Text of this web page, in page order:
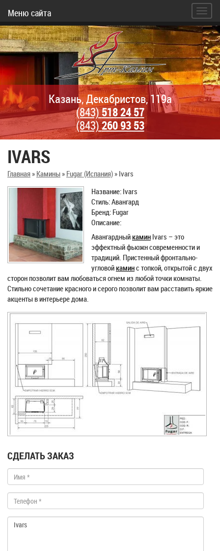
Меню сайта
Казань, Декабристов, 119а
(843)518 24 57
(843)260 93 53
IVARS
Главная» Камины» Fugar (Испания)» Ivars
Название: Ivars
Стиль: Авангард
Бренд: Fugar
Описание:
Авангардный камин Ivars – это
эффектный фьюжн современности и
традиций. Пристенный фронтально-
угловой каминс топкой, открытой с двух
сторон позволит вам любоваться огнем из любой точки комнаты.
Стильно сочетание красного и серого позволит вам расставить яркие
акценты в интерьере дома.
СДЕЛАТЬ ЗАКАЗ